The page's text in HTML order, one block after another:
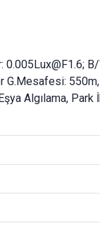
B/
G.Mesafesi:
Algılama, Park